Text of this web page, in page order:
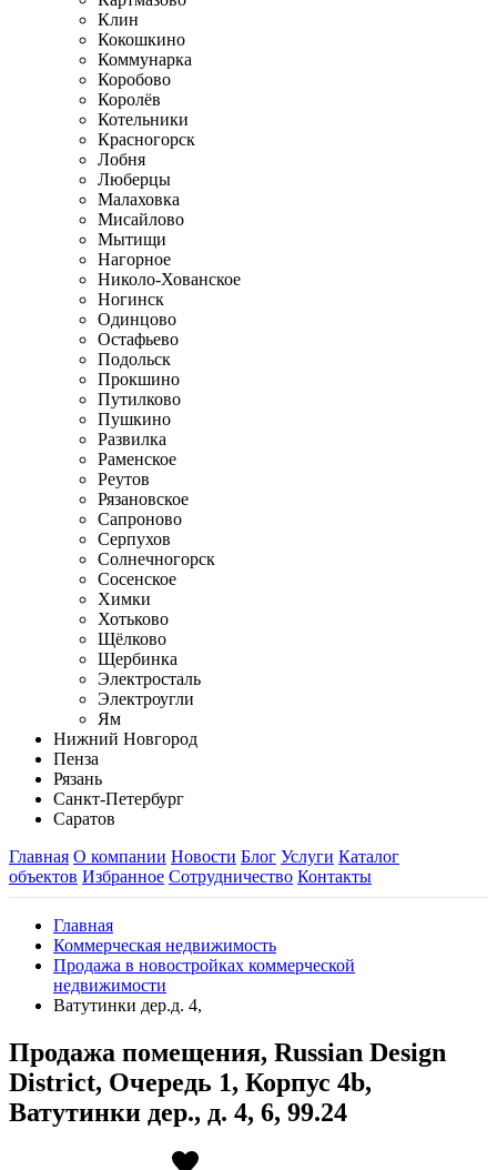
Клин
Кокошкино
Коммунарка
Коробово
Королёв
Котельники
Красногорск
Лобня
Люберцы
Малаховка
Мисайлово
Мытищи
Нагорное
Николо-Хованское
Ногинск
Одинцово
Остафьево
Подольск
Прокшино
Путилково
Пушкино
Развилка
Раменское
Реутов
Рязановское
Сапроново
Серпухов
Солнечногорск
Сосенское
Химки
Хотьково
Щёлково
Щербинка
Электросталь
Электроугли
Ям
Нижний Новгород
Пенза
Рязань
Санкт-Петербург
Саратов
Главная О компании Новости Блог Услуги Каталог
объектов Избранное Сотрудничество Контакты
Главная
Коммерческая недвижимость
Продажа в новостройках коммерческой
недвижимости
Ватутинки дер.д. 4,
Продажа помещения, Russian Design
District, Очередь 1, Корпус 4b,
Ватутинки дер., д. 4, 6, 99.24